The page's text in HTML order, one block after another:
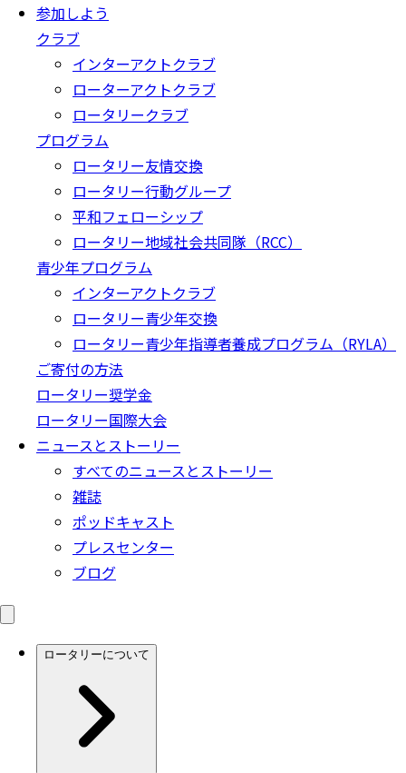
参加しよう
クラブ
インターアクトクラブ
ローターアクトクラブ
ロータリークラブ
プログラム
ロータリー友情交換
ロータリー行動グループ
平和フェローシップ
ロータリー地域社会共同隊（RCC）
青少年プログラム
インターアクトクラブ
ロータリー青少年交換
ロータリー青少年指導者養成プログラム（RYLA）
ご寄付の方法
ロータリー奨学金
ロータリー国際大会
ニュースとストーリー
すべてのニュースとストーリー
雑誌
ポッドキャスト
プレスセンター
ブログ
ロータリーについて